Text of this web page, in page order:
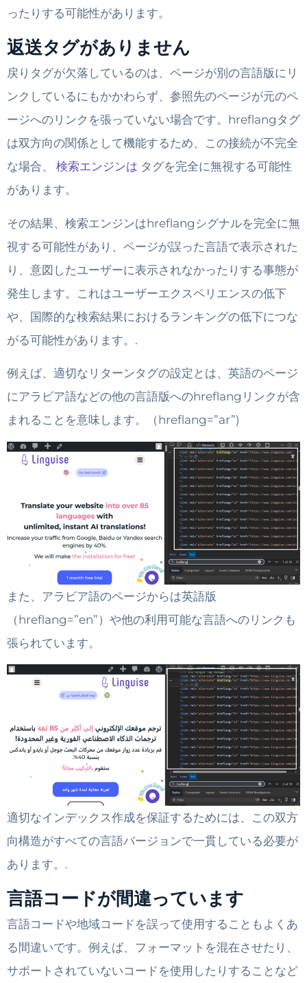
ったりする可能性があります。
返送タグがありません
戻りタグが欠落しているのは、ページが別の言語版にリ
ンクしているにもかかわらず、参照先のページが元のペ
ージへのリンクを張っていない場合です。hreflangタグ
は双方向の関係として機能するため、この接続が不完全
な場合、 検索エンジンは タグを完全に無視する可能性
があります。
その結果、検索エンジンはhreflangシグナルを完全に無
視する可能性があり、ページが誤った言語で表示された
り、意図したユーザーに表示されなかったりする事態が
発生します。これはユーザーエクスペリエンスの低下
や、国際的な検索結果におけるランキングの低下につな
がる可能性があります。.
例えば、適切なリターンタグの設定とは、英語のページ
にアラビア語などの他の言語版へのhreflangリンクが含
まれることを意味します。（hreflang=”ar”)
また、アラビア語のページからは英語版
（hreflang=”en”）や他の利用可能な言語へのリンクも
張られています。
適切なインデックス作成を保証するためには、この双方
向構造がすべての言語バージョンで一貫している必要が
あります。.
言語コードが間違っています
言語コードや地域コードを誤って使用することもよくあ
る間違いです。例えば、フォーマットを混在させたり、
サポートされていないコードを使用したりすることなど